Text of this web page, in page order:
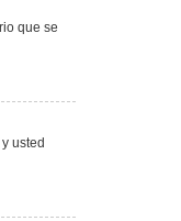
que se
usted